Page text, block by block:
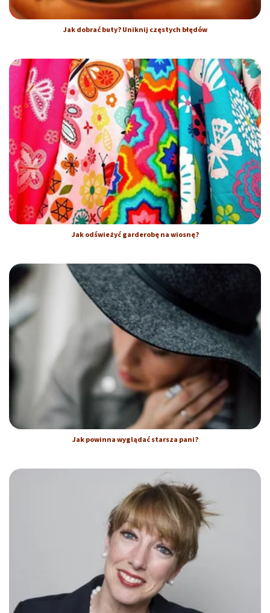
Jak dobrać buty? Uniknij częstych błędów
Jak odświeżyć garderobę na wiosnę?
Jak powinna wyglądać starsza pani?